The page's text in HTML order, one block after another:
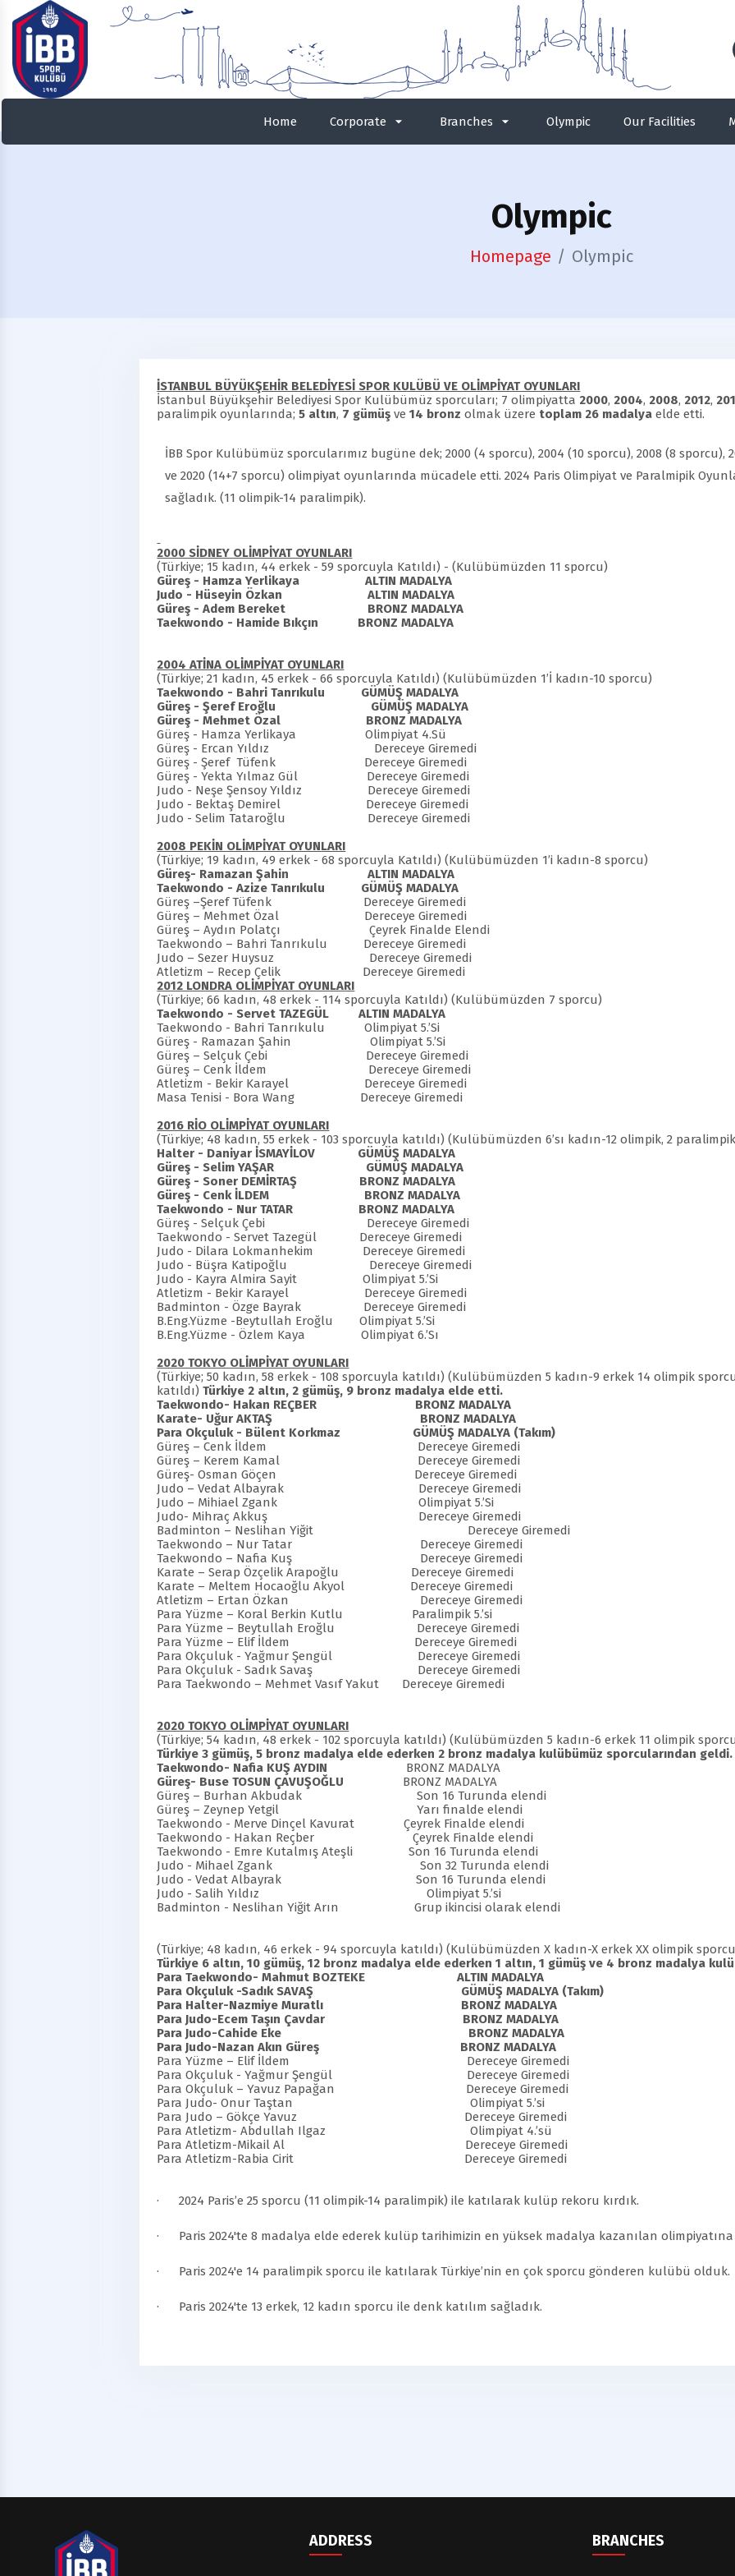
Home Corporate Branches Olympic Our Facilities
Olympic
Homepage Olympic
İSTANBUL BÜYÜKŞEHİR BELEDİYESİ SPOR KULÜBÜ VE OLİMPİYAT OYUNLARI
İstanbul Büyükşehir Belediyesi Spor Kulübümüz sporcuları; 7 olimpiyatta 2000, 2004, 2008, 2012,
paralimpik oyunlarında;5 altın, 7 gümüş ve14 bronz olmak üzere toplam 26 madalya elde etti.
İBB Spor Kulübümüz sporcularımız bugüne dek; 2000 (4 sporcu), 2004 (10 sporcu), 2008 (8 sporcu),
ve 2020 (14+7 sporcu) olimpiyat oyunlarında mücadele etti. 2024 Paris Olimpiyat ve Paralmipik
sağladık. (11 olimpik-14 paralimpik).
2000 SİDNEY OLİMPİYAT OYUNLARI
(Türkiye; 15 kadın, 44 erkek - 59 sporcuyla Katıldı) - (Kulübümüzden 11 sporcu)
Güreş - Hamza YerlikayaALTIN MADALYA
Judo - Hüseyin ÖzkanALTIN MADALYA
Güreş - Adem Bereket BRONZ MADALYA
Taekwondo - Hamide Bıkçın BRONZ MADALYA
2004 ATİNA OLİMPİYAT OYUNLARI
(Türkiye; 21 kadın, 45 erkek - 66 sporcuyla Katıldı) (Kulübümüzden 1’İ kadın-10 sporcu)
Taekwondo - Bahri Tanrıkulu GÜMÜŞ MADALYA
Güreş - Şeref Eroğlu GÜMÜŞ MADALYA
Güreş - Mehmet Özal BRONZ MADALYA
Güreş - Hamza Yerlikaya Olimpiyat 4.Sü
Güreş - Ercan Yıldız Dereceye Giremedi
Güreş - Şeref Tüfenk Dereceye Giremedi
Güreş - Yekta Yılmaz Gül Dereceye Giremedi
Judo - Neşe Şensoy Yıldız Dereceye Giremedi
Judo - Bektaş Demirel Dereceye Giremedi
Judo - Selim Tataroğlu Dereceye Giremedi
2008 PEKİN OLİMPİYAT OYUNLARI
(Türkiye; 19 kadın, 49 erkek - 68 sporcuyla Katıldı) (Kulübümüzden 1’i kadın-8 sporcu)
Güreş- Ramazan ŞahinALTIN MADALYA
Taekwondo - Azize Tanrıkulu GÜMÜŞ MADALYA
Güreş –Şeref Tüfenk Dereceye Giremedi
Güreş – Mehmet Özal Dereceye Giremedi
Güreş – Aydın Polatçı Çeyrek Finalde Elendi
Taekwondo – Bahri Tanrıkulu Dereceye Giremedi
Judo – Sezer Huysuz Dereceye Giremedi
Atletizm – Recep Çelik Dereceye Giremedi
2012 LONDRA OLİMPİYAT OYUNLARI
(Türkiye; 66 kadın, 48 erkek - 114 sporcuyla Katıldı) (Kulübümüzden 7 sporcu)
Taekwondo - Servet TAZEGÜLALTIN MADALYA
Taekwondo - Bahri Tanrıkulu Olimpiyat 5.’Si
Güreş - Ramazan Şahin Olimpiyat 5.’Si
Güreş – Selçuk Çebi Dereceye Giremedi
Güreş – Cenk İldem Dereceye Giremedi
Atletizm - Bekir Karayel Dereceye Giremedi
Masa Tenisi - Bora Wang Dereceye Giremedi
2016 RİO OLİMPİYAT OYUNLARI
(Türkiye; 48 kadın, 55 erkek - 103 sporcuyla katıldı) (Kulübümüzden 6’sı kadın-12 olimpik, 2
Halter - Daniyar İSMAYİLOV GÜMÜŞ MADALYA
Güreş - Selim YAŞAR GÜMÜŞ MADALYA
Güreş - Soner DEMİRTAŞ BRONZ MADALYA
Güreş - Cenk İLDEM BRONZ MADALYA
Taekwondo - Nur TATAR BRONZ MADALYA
Güreş - Selçuk Çebi Dereceye Giremedi
Taekwondo - Servet Tazegül Dereceye Giremedi
Judo - Dilara Lokmanhekim Dereceye Giremedi
Judo - Büşra Katipoğlu Dereceye Giremedi
Judo - Kayra Almira Sayit Olimpiyat 5.’Si
Atletizm - Bekir Karayel Dereceye Giremedi
Badminton - Özge Bayrak Dereceye Giremedi
B.Eng.Yüzme -Beytullah Eroğlu Olimpiyat 5.’Si
B.Eng.Yüzme - Özlem Kaya Olimpiyat 6.’Sı
2020 TOKYO OLİMPİYAT OYUNLARI
(Türkiye; 50 kadın, 58 erkek - 108 sporcuyla katıldı) (Kulübümüzden 5 kadın-9 erkek 14 olimpik
katıldı)Türkiye 2 altın, 2 gümüş, 9 bronz madalya elde etti.
Taekwondo- Hakan REÇBER BRONZ MADALYA
Karate- Uğur AKTAŞ BRONZ MADALYA
Para Okçuluk - Bülent Korkmaz GÜMÜŞ MADALYA (Takım)
Güreş – Cenk İldem Dereceye Giremedi
Güreş – Kerem Kamal Dereceye Giremedi
Güreş- Osman Göçen Dereceye Giremedi
Judo – Vedat Albayrak Dereceye Giremedi
Judo – Mihiael Zgank Olimpiyat 5.’Si
Judo- Mihraç Akkuş Dereceye Giremedi
Badminton – Neslihan Yiğit Dereceye Giremedi
Taekwondo – Nur Tatar Dereceye Giremedi
Taekwondo – Nafia Kuş Dereceye Giremedi
Karate – Serap Özçelik Arapoğlu Dereceye Giremedi
Karate – Meltem Hocaoğlu Akyol Dereceye Giremedi
Atletizm – Ertan Özkan Dereceye Giremedi
Para Yüzme – Koral Berkin Kutlu Paralimpik 5.’si
Para Yüzme – Beytullah Eroğlu Dereceye Giremedi
Para Yüzme – Elif İldem Dereceye Giremedi
Para Okçuluk - Yağmur Şengül Dereceye Giremedi
Para Okçuluk - Sadık Savaş Dereceye Giremedi
Para Taekwondo – Mehmet Vasıf Yakut Dereceye Giremedi
2020 TOKYO OLİMPİYAT OYUNLARI
(Türkiye; 54 kadın, 48 erkek - 102 sporcuyla katıldı) (Kulübümüzden 5 kadın-6 erkek 11 olimpik
Türkiye 3 gümüş, 5 bronz madalya elde ederken 2 bronz madalya kulübümüz sporcularından geldi.
Taekwondo- Nafia KUŞ AYDIN BRONZ MADALYA
Güreş- Buse TOSUN ÇAVUŞOĞLU BRONZ MADALYA
Güreş – Burhan Akbudak
Son 16 Turunda elendi
Güreş –Zeynep Yetgil
Yarı finalde elendi
Taekwondo - Merve Dinçel Kavurat
Çeyrek Finalde elendi
Taekwondo - Hakan Reçber
Çeyrek Finalde elendi
Taekwondo - Emre Kutalmış Ateşli
Son 16 Turunda elendi
Judo - Mihael Zgank
Son 32 Turunda elendi
Judo - Vedat Albayrak
Son 16 Turunda elendi
Judo - Salih Yıldız
Olimpiyat 5.’si
Badminton - Neslihan Yiğit Arın Grup ikincisi olarak elendi
(Türkiye; 48 kadın, 46 erkek - 94 sporcuyla katıldı) (Kulübümüzden X kadın-X erkek XX olimpik
Türkiye 6 altın, 10 gümüş, 12 bronz madalya elde ederken 1 altın, 1 gümüş ve 4 bronz madalya
Para Taekwondo- Mahmut BOZTEKEALTIN MADALYA
Para Okçuluk -Sadık SAVAŞ GÜMÜŞ MADALYA (Takım)
Para Halter-Nazmiye Muratlı BRONZ MADALYA
Para Judo-Ecem Taşın Çavdar BRONZ MADALYA
Para Judo-Cahide Eke BRONZ MADALYA
Para Judo-Nazan Akın Güreş BRONZ MADALYA
Para Yüzme – Elif İldem Dereceye Giremedi
Para Okçuluk -Yağmur Şengül
Dereceye Giremedi
Para Okçuluk – Yavuz Papağan Dereceye Giremedi
Para Judo- Onur Taştan Olimpiyat 5.’si
Para Judo – Gökçe Yavuz Dereceye Giremedi
Para Atletizm- Abdullah Ilgaz Olimpiyat 4.’sü
Para Atletizm-Mikail Al Dereceye Giremedi
Para Atletizm-Rabia Cirit Dereceye Giremedi
·2024 Paris’e 25 sporcu (11 olimpik-14 paralimpik) ile katılarak kulüp rekoru kırdık.
· Paris 2024'te 8 madalya elde ederek kulüp tarihimizin en yüksek madalya kazanılan
· Paris 2024'e 14 paralimpik sporcu ile katılarak Türkiye’nin en çok sporcu gönderen kulübü olduk.
· Paris 2024'te 13 erkek, 12 kadın sporcu ile denk katılım sağladık.
ADDRESS BRANCHES